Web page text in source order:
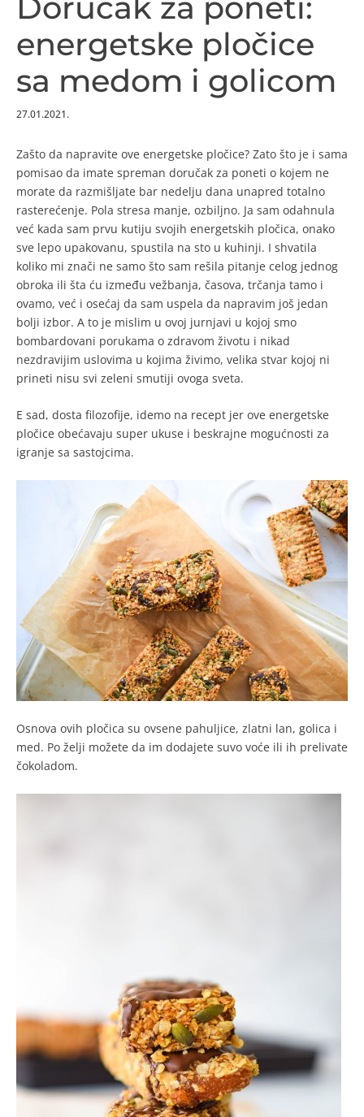
Doručak za poneti:
energetske pločice
sa medom i golicom
27.01.2021.
Zašto da napravite ove energetske pločice? Zato što je i sama
pomisao da imate spreman doručak za poneti o kojem ne
morate da razmišljate bar nedelju dana unapred totalno
rasterećenje. Pola stresa manje, ozbiljno. Ja sam odahnula
već kada sam prvu kutiju svojih energetskih pločica, onako
sve lepo upakovanu, spustila na sto u kuhinji. I shvatila
koliko mi znači ne samo što sam rešila pitanje celog jednog
obroka ili šta ću između vežbanja, časova, trčanja tamo i
ovamo, već i osećaj da sam uspela da napravim još jedan
bolji izbor. A to je mislim u ovoj jurnjavi u kojoj smo
bombardovani porukama o zdravom životu i nikad
nezdravijim uslovima u kojima živimo, velika stvar kojoj ni
prineti nisu svi zeleni smutiji ovoga sveta.
E sad, dosta filozofije, idemo na recept jer ove energetske
pločice obećavaju super ukuse i beskrajne mogućnosti za
igranje sa sastojcima.
Osnova ovih pločica su ovsene pahuljice, zlatni lan, golica i
med. Po želji možete da im dodajete suvo voće ili ih prelivate
čokoladom.